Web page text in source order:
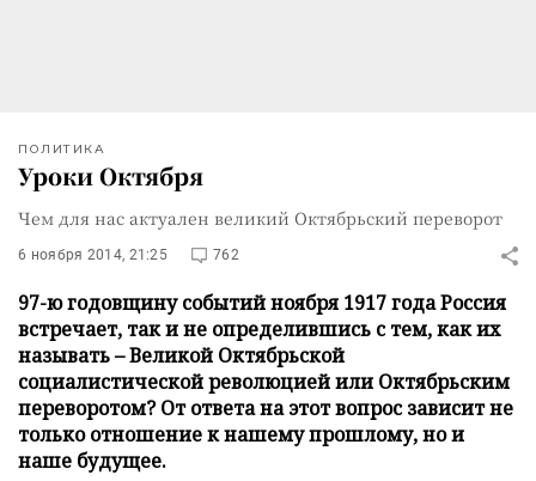
ПОЛИТИКА
Уроки Октября
Чем для нас актуален великий Октябрьский переворот
6 ноября 2014, 21:25 762
97-ю годовщину событий ноября 1917 года Россия
встречает, так и не определившись с тем, как их
называть – Великой Октябрьской
социалистической революцией или Октябрьским
переворотом? От ответа на этот вопрос зависит не
только отношение к нашему прошлому, но и
наше будущее.